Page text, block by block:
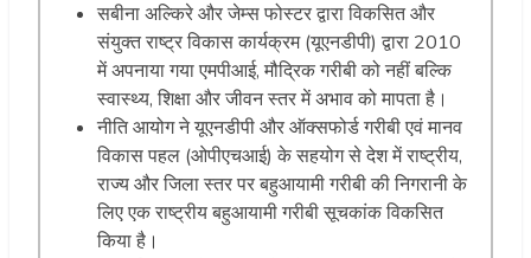
सबीना अल्किरे और जेम्स फोस्टर द्वारा विकसित और
संयुक्त राष्ट्र विकास कार्यक्रम (यूएनडीपी) द्वारा 2010
में अपनाया गया एमपीआई, मौद्रिक गरीबी को नहीं बल्कि
स्वास्थ्य, शिक्षा और जीवन स्तर में अभाव को मापता है।
नीति आयोग ने यूएनडीपी और ऑक्सफोर्ड गरीबी एवं मानव
विकास पहल (ओपीएचआई) के सहयोग से देश में राष्ट्रीय,
राज्य और जिला स्तर पर बहुआयामी गरीबी की निगरानी के
लिए एक राष्ट्रीय बहुआयामी गरीबी सूचकांक विकसित
किया है।